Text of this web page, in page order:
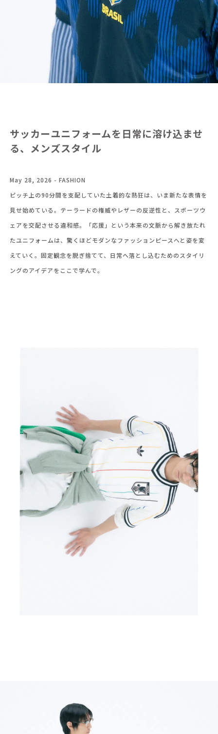
サッカーユニフォームを日常に溶け込ませ
る、メンズスタイル
May 28, 2026 - FASHION
ピッチ上の90分間を支配していた土着的な熱狂は、いま新たな表情を
見せ始めている。テーラードの権威やレザーの反逆性と、スポーツウ
ェアを交配させる違和感。「応援」という本来の文脈から解き放たれ
たユニフォームは、驚くほどモダンなファッションピースへと姿を変
えていく。固定観念を脱ぎ捨てて、日常へ落とし込むためのスタイリ
ングのアイデアをここで学んで。